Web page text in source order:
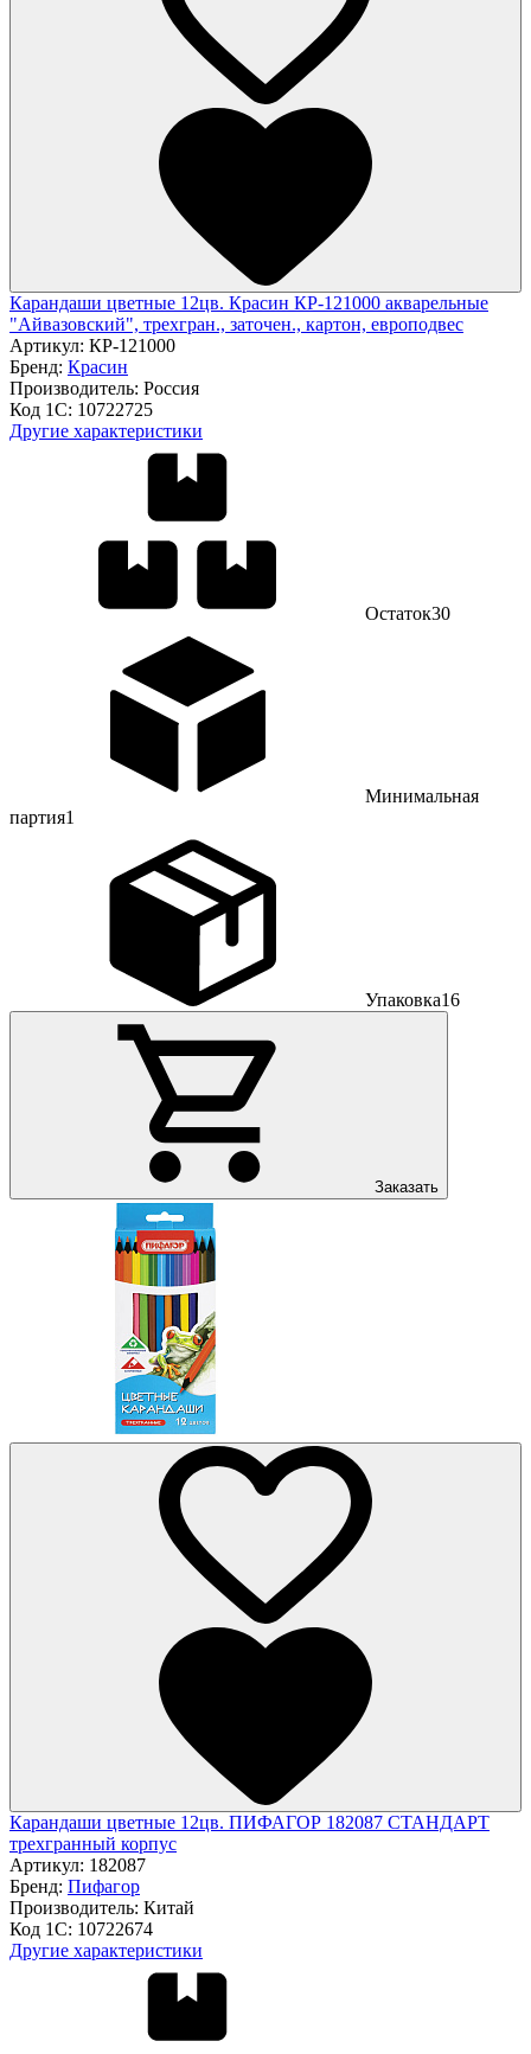
Карандаши цветные 12цв. Красин КР-121000 акварельные
"Айвазовский", трехгран., заточен., картон, европодвес
Артикул: КР-121000
Бренд: Красин
Производитель: Россия
Код 1С: 10722725
Другие характеристики
Остаток30
Минимальная
партия1
Упаковка16
Заказать
Карандаши цветные 12цв. ПИФАГОР 182087 СТАНДАРТ
трехгранный корпус
Артикул: 182087
Бренд: Пифагор
Производитель: Китай
Код 1С: 10722674
Другие характеристики